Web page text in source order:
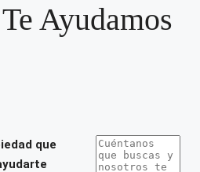
Ayudamos
que